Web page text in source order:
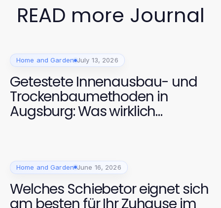
READ more Journal
Home and Garden July 13, 2026
Getestete Innenausbau- und
Trockenbaumethoden in
Augsburg: Was wirklich
funktioniert
Home and Garden June 16, 2026
Welches Schiebetor eignet sich
am besten für Ihr Zuhause im